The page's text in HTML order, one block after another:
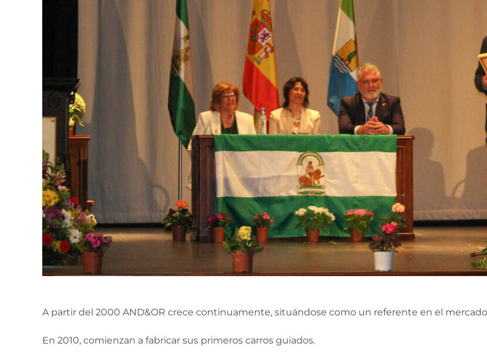
A partir del 2000 AND&OR crece continuamente, situándose como un referente en el
En 2010, comienzan a fabricar sus primeros carros guiados.